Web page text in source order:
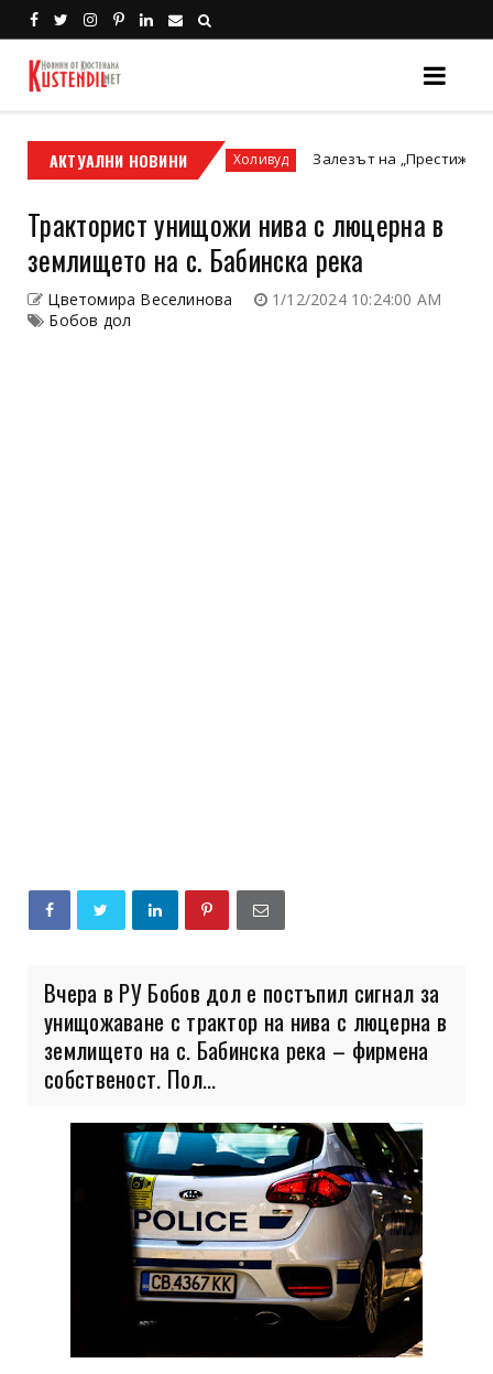
АКТУАЛНИ НОВИНИ
мотор или ATV? Холивуд Залезът на „Престижната
Тракторист унищожи нива с люцерна в
землището на с. Бабинска река
Цветомира Веселинова
1/12/2024 10:24:00 AM
Бобов дол
Вчера в РУ Бобов дол е постъпил сигнал за
унищожаване с трактор на нива с люцерна в
землището на с. Бабинска река – фирмена
собственост. Пол...